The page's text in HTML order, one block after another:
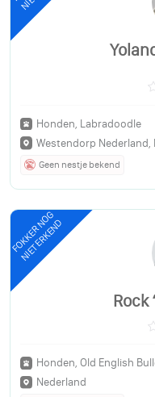
Honden, Labradoodle
Westendorp Nederland,
Geen nestje bekend
FOKKER NOG
NIET ERKEND
Rock
Honden, Old English
Nederland